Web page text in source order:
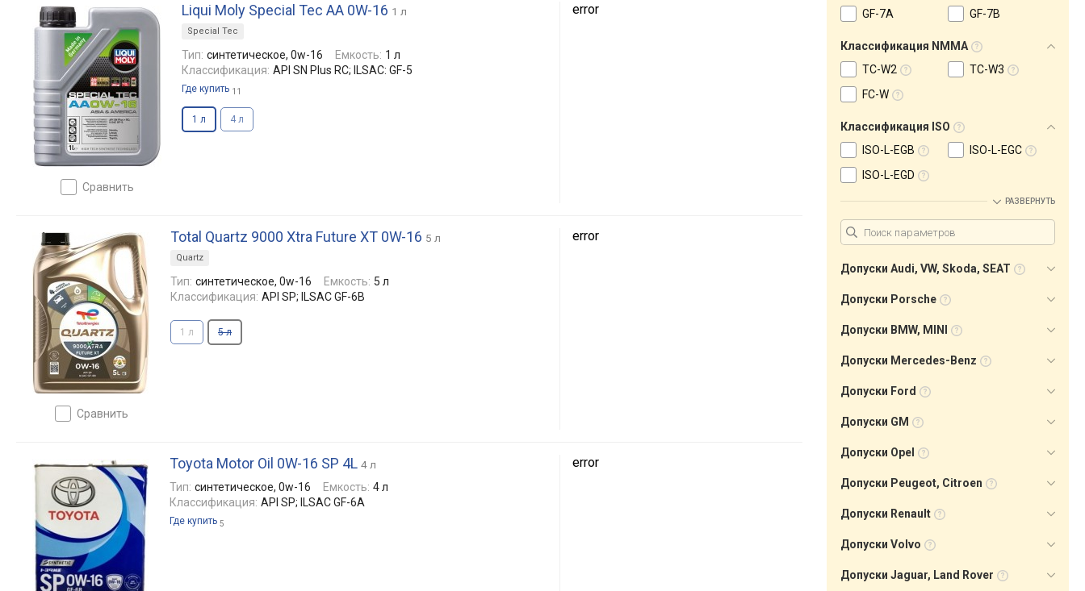
сравнить
Liqui Moly Special Tec AA 0W-16 1 л
Special Tec
Тип: синтетическое, 0w-16 Емкость: 1 л
Классификация: API SN Plus RC; ILSAC: GF-5
Где купить 11
1 л 4 л
error
сравнить
Total Quartz 9000 Xtra Future XT 0W-16 5 л
Quartz
Тип: синтетическое, 0w-16 Емкость: 5 л
Классификация: API SP; ILSAC GF-6B
1 л 5 л
error
Toyota Motor Oil 0W-16 SP 4L 4 л
Тип: синтетическое, 0w-16 Емкость: 4 л
Классификация: API SP; ILSAC GF-6A
Где купить 5
error
GF-7A
GF-7B
Классификация NMMA
TC-W2
TC-W3
FC-W
Классификация ISO
ISO-L-EGB
ISO-L-EGC
ISO-L-EGD
РАЗВЕРНУТЬ
Допуски Audi, VW, Skoda, SEAT
Допуски Porsche
Допуски BMW, MINI
Допуски Mercedes-Benz
Допуски Ford
Допуски GM
Допуски Opel
Допуски Peugeot, Citroen
Допуски Renault
Допуски Volvo
Допуски Jaguar, Land Rover